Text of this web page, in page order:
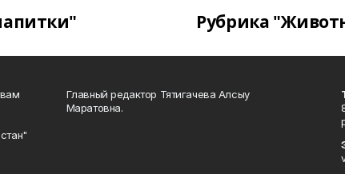
Рубрика
Главный редактор Тятигачева Алсыу
Маратовна.